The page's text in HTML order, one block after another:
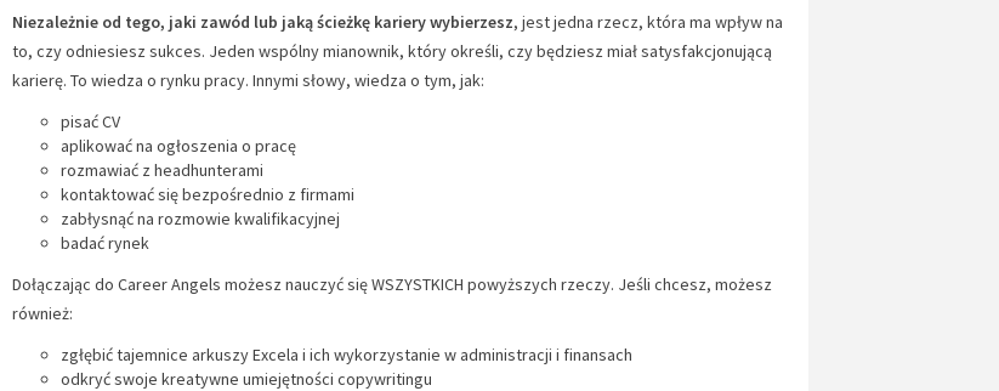
Niezależnie od tego, jaki zawód lub jaką ścieżkę kariery wybierzesz, jest jedna rzecz, która ma wpływ na
to, czy odniesiesz sukces. Jeden wspólny mianownik, który określi, czy będziesz miał satysfakcjonującą
karierę. To wiedza o rynku pracy. Innymi słowy, wiedza o tym, jak:
pisać CV
aplikować na ogłoszenia o pracę
rozmawiać z headhunterami
kontaktować się bezpośrednio z firmami
zabłysnąć na rozmowie kwalifikacyjnej
badać rynek
Dołączając do Career Angels możesz nauczyć się WSZYSTKICH powyższych rzeczy. Jeśli chcesz, możesz
również:
zgłębić tajemnice arkuszy Excela i ich wykorzystanie w administracji i finansach
odkryć swoje kreatywne umiejętności copywritingu